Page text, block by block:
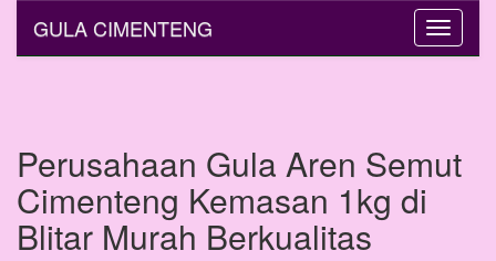
Toggle
GULA CIMENTENG
Perusahaan Gula Aren Semut
Cimenteng Kemasan 1kg di
Blitar Murah Berkualitas